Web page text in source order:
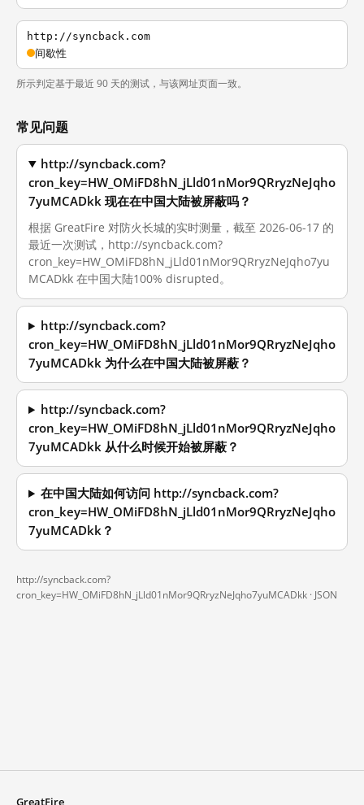
http://syncback.com
间歇性
所示判定基于最近 90 天的测试，与该网址页面一致。
常见问题
http://syncback.com?
cron_key=HW_OMiFD8hN_jLld01nMor9QRryzNeJqho
7yuMCADkk 现在在中国大陆被屏蔽吗？
根据 GreatFire 对防火长城的实时测量，截至 2026-06-17 的
最近一次测试，http://syncback.com?
cron_key=HW_OMiFD8hN_jLld01nMor9QRryzNeJqho7yu
MCADkk 在中国大陆100% disrupted。
http://syncback.com?
cron_key=HW_OMiFD8hN_jLld01nMor9QRryzNeJqho
7yuMCADkk 为什么在中国大陆被屏蔽？
http://syncback.com?
cron_key=HW_OMiFD8hN_jLld01nMor9QRryzNeJqho
7yuMCADkk 从什么时候开始被屏蔽？
在中国大陆如何访问 http://syncback.com?
cron_key=HW_OMiFD8hN_jLld01nMor9QRryzNeJqho
7yuMCADkk？
http://syncback.com?
cron_key=HW_OMiFD8hN_jLld01nMor9QRryzNeJqho7yuMCADkk · JSON
GreatFire